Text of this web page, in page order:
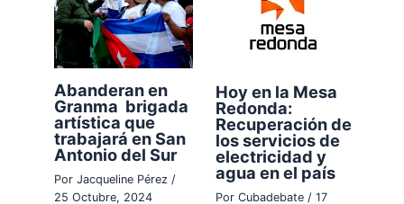
Abanderan en
Granma brigada
artística que
trabajará en San
Antonio del Sur
PorJacqueline Pérez /
25 Octubre, 2024
Hoy en la Mesa
Redonda:
Recuperación de
los servicios de
electricidad y
agua en el país
Por Cubadebate / 17